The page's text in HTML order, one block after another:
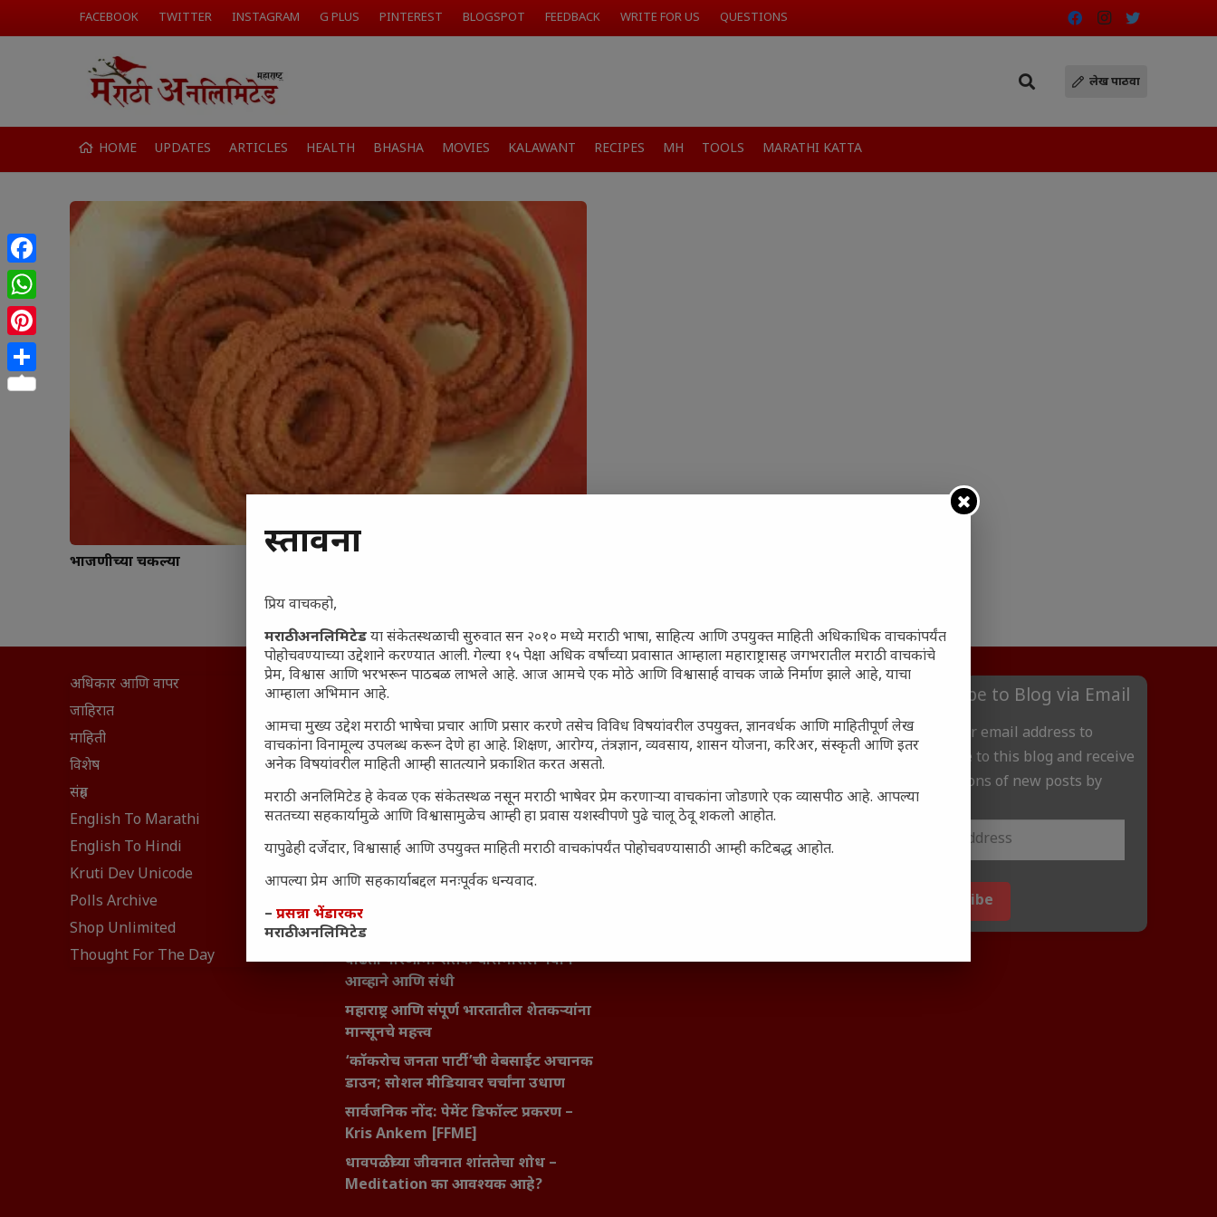
FACEBOOK TWITTER INSTAGRAM G PLUS PINTEREST BLOGSPOT FEEDBACK WRITE FOR US QUESTIONS
लेख पाठवा
HOME UPDATES ARTICLES HEALTH BHASHA MOVIES KALAWANT RECIPES MH TOOLS MARATHI KATTA
भाजणीच्या चकल्या
अधिकार आणि वापर
जाहिरात
माहिती
विशेष
संग्रह
English To Marathi
English To Hindi
Kruti Dev Unicode
Polls Archive
Shop Unlimited
Thought For The Day
सामान्य आजारांवर गावठी उपाय – घरच्या
आजच्या युगातील तरुण पिढी कुठे हरवली?
महाराष्ट्रातील किल्ल्यांचे महत्त्व : स्वराज्याच्या
वैभवशाली इतिहासाचे साक्षीदार
₹370 ची बिर्याणी” आणि हरवत चाललेली
संवेदनशीलता : आजच्या तरुणांच्या मनात
नेमकं काय चाललंय?
यश आणि आत्मविश्वास: स्वप्नांना वास्तवात
बदलण्याची शक्ती
महाराष्ट्रातील बदलत्या हवामानाचा शेतीवर
वाढता परिणाम: शेतकऱ्यांसमोरील नवीन
आव्हाने आणि संधी
महाराष्ट्र आणि संपूर्ण भारतातील शेतकऱ्यांना
मान्सूनचे महत्त्व
‘कॉकरोच जनता पार्टी’ची वेबसाईट अचानक
डाउन; सोशल मीडियावर चर्चांना उधाण
सार्वजनिक नोंद: पेमेंट डिफॉल्ट प्रकरण –
Kris Ankem [FFME]
धावपळीच्या जीवनात शांततेचा शोध –
Meditation का आवश्यक आहे?
Subscribe to Blog via Email
Enter your email address to
subscribe to this blog and receive
notifications of new posts by
email.
Subscribe
Facebook
WhatsApp
Pinterest
Share
प्रस्तावना
प्रिय वाचकहो,
मराठी अनलिमिटेडया संकेतस्थळाची सुरुवात सन २०१० मध्ये मराठी भाषा, साहित्य आणि उपयुक्त माहिती अधिकाधिक वाचकांपर्यंत
पोहोचवण्याच्या उद्देशाने करण्यात आली. गेल्या १५ पेक्षा अधिक वर्षांच्या प्रवासात आम्हाला महाराष्ट्रासह जगभरातील मराठी वाचकांचे
प्रेम, विश्वास आणि भरभरून पाठबळ लाभले आहे. आज आमचे एक मोठे आणि विश्वासार्ह वाचक जाळे निर्माण झाले आहे, याचा
आम्हाला अभिमान आहे.
आमचा मुख्य उद्देश मराठी भाषेचा प्रचार आणि प्रसार करणे तसेच विविध विषयांवरील उपयुक्त, ज्ञानवर्धक आणि माहितीपूर्ण लेख
वाचकांना विनामूल्य उपलब्ध करून देणे हा आहे. शिक्षण, आरोग्य, तंत्रज्ञान, व्यवसाय, शासन योजना, करिअर, संस्कृती आणि इतर
अनेक विषयांवरील माहिती आम्ही सातत्याने प्रकाशित करत असतो.
मराठी अनलिमिटेड हे केवळ एक संकेतस्थळ नसून मराठी भाषेवर प्रेम करणाऱ्या वाचकांना जोडणारे एक व्यासपीठ आहे. आपल्या
सततच्या सहकार्यामुळे आणि विश्वासामुळेच आम्ही हा प्रवास यशस्वीपणे पुढे चालू ठेवू शकलो आहोत.
यापुढेही दर्जेदार, विश्वासार्ह आणि उपयुक्त माहिती मराठी वाचकांपर्यंत पोहोचवण्यासाठी आम्ही कटिबद्ध आहोत.
आपल्या प्रेम आणि सहकार्याबद्दल मनःपूर्वक धन्यवाद.
– प्रसन्ना भेंडारकर
मराठी अनलिमिटेड